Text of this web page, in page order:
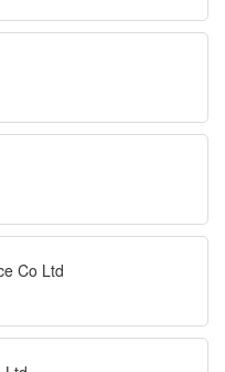
Co Ltd